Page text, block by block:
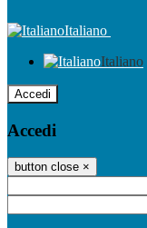
Italiano
Italiano
Accedi
Accedi
button close ×